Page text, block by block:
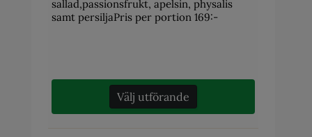
sallad,passionsfrukt, apelsin, physalis
samt persiljaPris per portion 169:-
Välj utförande